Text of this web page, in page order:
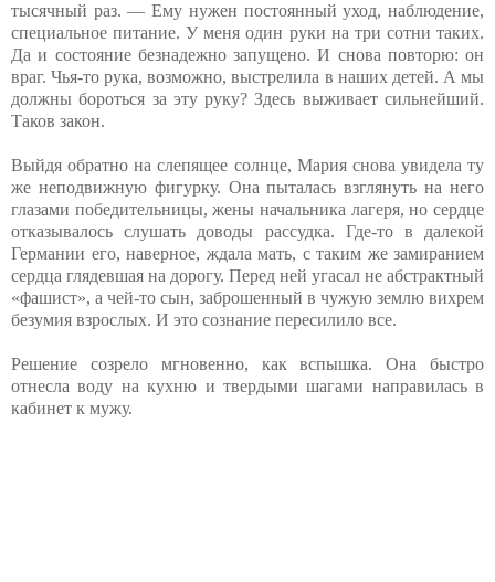
тысячный раз. — Ему нужен постоянный уход, наблюдение,
специальное питание. У меня один руки на три сотни таких.
Да и состояние безнадежно запущено. И снова повторю: он
враг. Чья-то рука, возможно, выстрелила в наших детей. А мы
должны бороться за эту руку? Здесь выживает сильнейший.
Таков закон.
Выйдя обратно на слепящее солнце, Мария снова увидела ту
же неподвижную фигурку. Она пыталась взглянуть на него
глазами победительницы, жены начальника лагеря, но сердце
отказывалось слушать доводы рассудка. Где-то в далекой
Германии его, наверное, ждала мать, с таким же замиранием
сердца глядевшая на дорогу. Перед ней угасал не абстрактный
«фашист», а чей-то сын, заброшенный в чужую землю вихрем
безумия взрослых. И это сознание пересилило все.
Решение созрело мгновенно, как вспышка. Она быстро
отнесла воду на кухню и твердыми шагами направилась в
кабинет к мужу.